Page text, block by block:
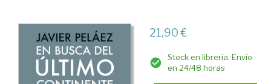
21,90 €
Stock en librería. Envío
en 24/48 horas